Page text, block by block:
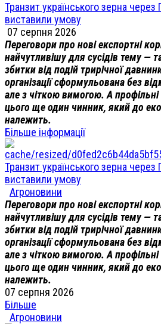
Транзит українського зерна через
виставили умову
07 серпня 2026
Переговори про нові експортні
найчутливішу для сусідів тему —
збитки від подій трирічної
організації сформульована без
але з чіткою вимогою. А
цього ще один чинник, який до
належить.
Більше інформації
Транзит українського зерна через
виставили умову
Агроновини
Переговори про нові експортні
найчутливішу для сусідів тему —
збитки від подій трирічної
організації сформульована без
але з чіткою вимогою. А
цього ще один чинник, який до
належить.
07 серпня 2026
Більше
Агроновини